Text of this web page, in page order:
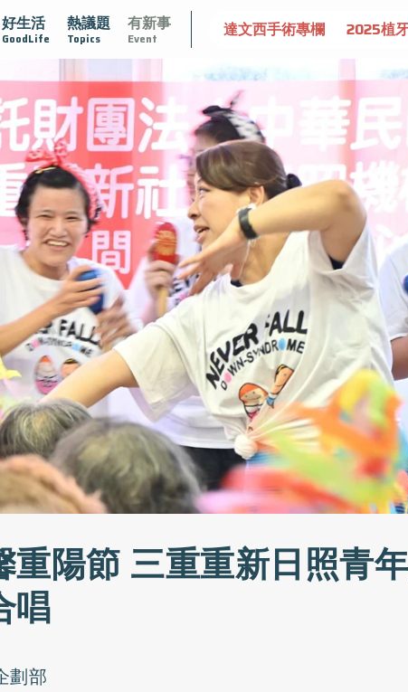
好生活
GoodLife
熱議題
Topics
有新事
Event
護骨骼健康 達文西手術專欄 2025植牙指南 漸凍不孤
重陽節 三重重新日照青
唱
劃部